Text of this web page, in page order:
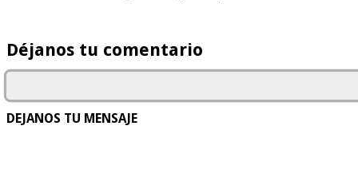
Déjanos tu comentario
DEJANOS TU MENSAJE